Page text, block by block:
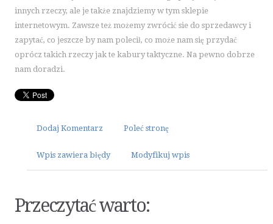
KURSY I SZKOLENIA
TŁUMACZENIA
E-SPRZEDAŻ
WYPOSAŻENIE ŁAZIENKI
ODZIEŻ
ART. DLA ZWIERZĄT
innych rzeczy, ale je także znajdziemy w tym sklepie
internetowym. Zawsze też możemy zwrócić sie do sprzedawcy i
zapytać, co jeszcze by nam polecił, co może nam się przydać
oprócz takich rzeczy jak te kabury taktyczne. Na pewno dobrze
nam doradzi.
Dodaj Komentarz Poleć stronę
Wpis zawiera błędy Modyfikuj wpis
Przeczytać warto: